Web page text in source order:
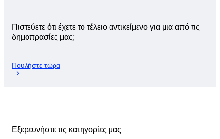
Πιστεύετε ότι έχετε το τέλειο αντικείμενο για μια από τις
δημοπρασίες μας;
Πουλήστε τώρα
Εξερευνήστε τις κατηγορίες μας